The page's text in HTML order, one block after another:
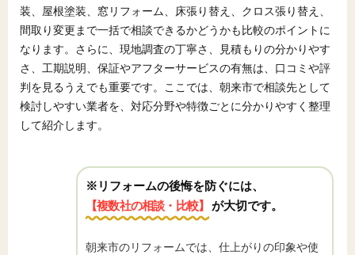
装、屋根塗装、窓リフォーム、床張り替え、クロス張り替え、
間取り変更まで一括で相談できるかどうかも比較のポイントに
なります。さらに、現地調査の丁寧さ、見積もりの分かりやす
さ、工期説明、保証やアフターサービスの有無は、口コミや評
判を見るうえでも重要です。ここでは、朝来市で相談先として
検討しやすい業者を、対応分野や特徴ごとに分かりやすく整理
して紹介します。
※リフォームの後悔を防ぐには、
【複数社の相談・比較】
が大切です。
朝来市のリフォームでは、仕上がりの印象や使